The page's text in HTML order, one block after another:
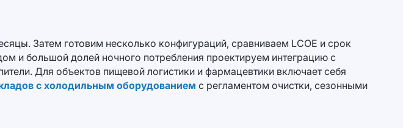
Затем готовим несколько конфигураций, сравниваем LCOE и срок
и большой долей ночного потребления проектируем интеграцию с
Для объектов пищевой логистики и фармацевтики включает себя
с холодильным оборудованием с регламентом очистки, сезонными